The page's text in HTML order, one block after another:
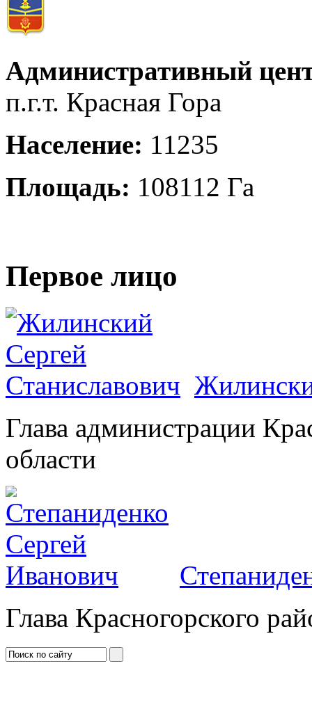
Административный
п.г.т. Красная Гора
Население: 11235
Площадь: 108112 Га
Первое лицо
Глава администрации
области
Глава Красногорского